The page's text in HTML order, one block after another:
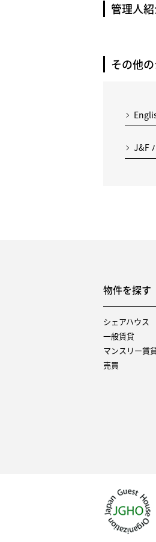
管理人
その他
J&F
物件を探す
シェアハウス
一般賃貸
マンスリー賃
売買